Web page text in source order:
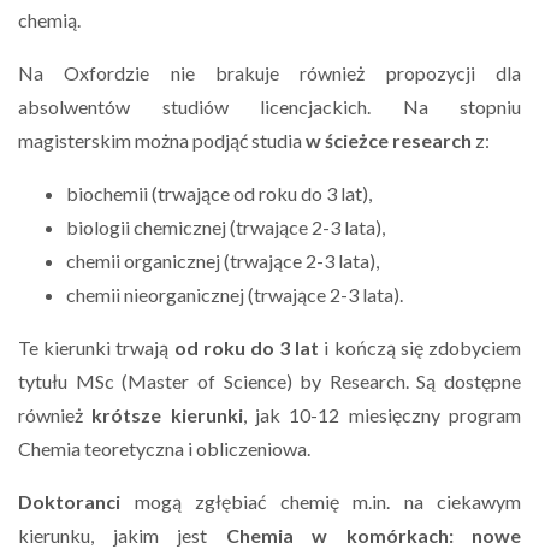
chemią.
Na Oxfordzie nie brakuje również propozycji dla
absolwentów studiów licencjackich. Na stopniu
magisterskim można podjąć studiaw ścieżce research z:
biochemii (trwające od roku do 3 lat),
biologii chemicznej (trwające 2-3 lata),
chemii organicznej (trwające 2-3 lata),
chemii nieorganicznej (trwające 2-3 lata).
Te kierunki trwają od roku do 3 lat i kończą się zdobyciem
tytułu MSc (Master of Science) by Research. Są dostępne
również krótsze kierunki, jak 10-12 miesięczny program
Chemia teoretyczna i obliczeniowa.
Doktoranci mogą zgłębiać chemię m.in. na ciekawym
kierunku, jakim jest Chemia w komórkach: nowe